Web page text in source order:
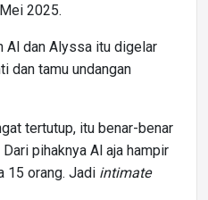
2025.
Al dan Alyssa itu digelar
dan tamu undangan
tertutup, itu benar-benar
Dari pihaknya Al aja hampir
15 orang. Jadi intimate